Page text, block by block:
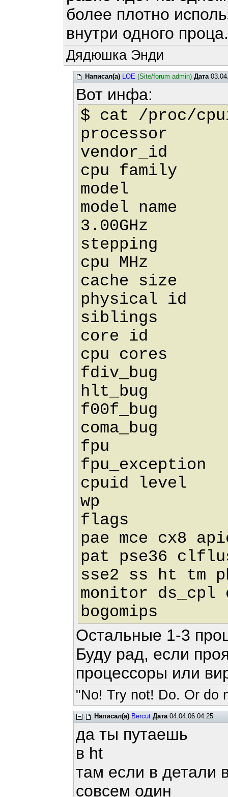
более плотно
внутри одного
Дядюшка Энди
Написал(а) LOE (Site/forum admin) Дата
Вот инфа:
$ cat /proc/
processor
vendor_id :
cpu family
model
model name :
3.00GHz
stepping
cpu MHz :
cache size :
physical id
siblings
core id
cpu cores
fdiv_bug
hlt_bug :
f00f_bug
coma_bug
fpu :
cpuid level
wp :
flags : fpu
pae mce cx8
pat pse36
sse2 ss ht tm
monitor
bogomips :
Остальные 1-3
Буду рад, если
процессоры или
"No! Try not! Do. Or do
Написал(а) Bercut Дата04.04.06 04:25
да ты путаешь
в ht
там если в детали
совсем один